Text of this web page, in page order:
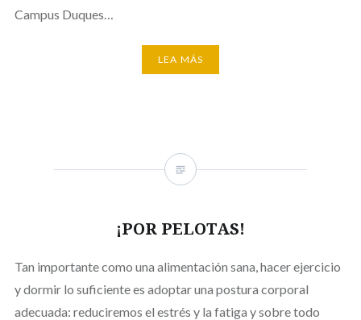
Campus Duques…
LEA MÁS
¡POR PELOTAS!
Tan importante como una alimentación sana, hacer ejercicio
y dormir lo suficiente es adoptar una postura corporal
adecuada: reduciremos el estrés y la fatiga y sobre todo